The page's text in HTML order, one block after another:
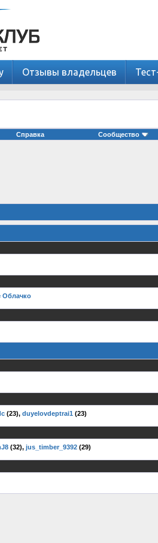
Отзывы владельцев
Справка Сообщество
Облачко
(23), duyelovdeptrai1 (23)
(32), jus_timber_9392 (29)